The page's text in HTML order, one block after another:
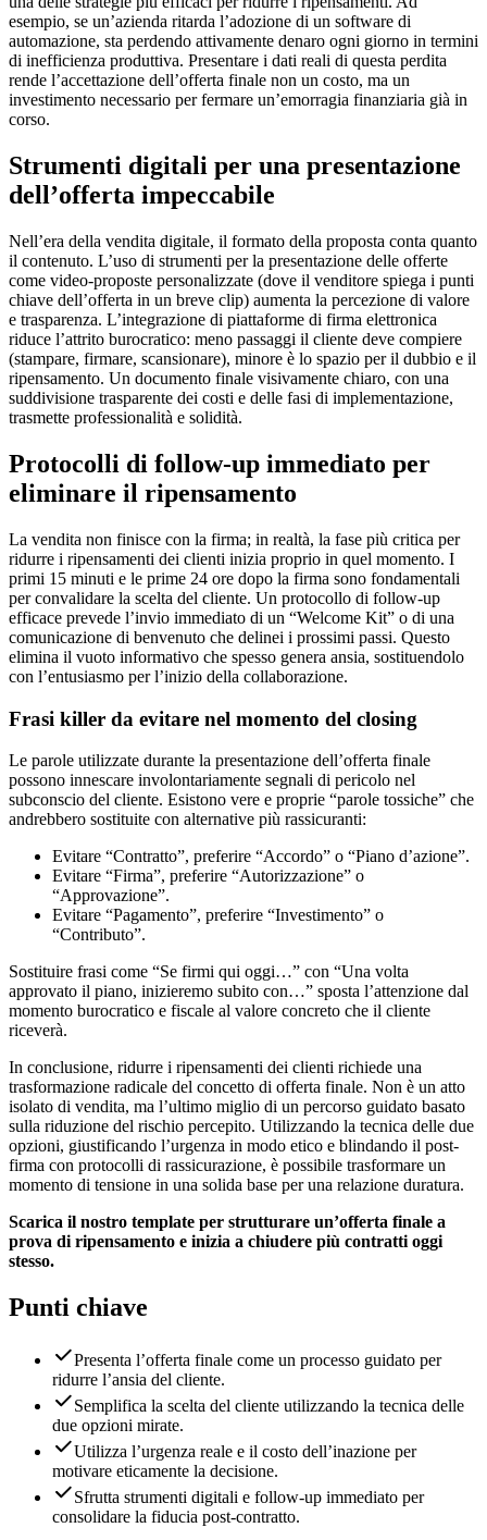
esempio, se un’azienda ritarda l’adozione di un software di
automazione, sta perdendo attivamente denaro ogni giorno in termini
di inefficienza produttiva. Presentare i dati reali di questa perdita
rende l’accettazione dell’offerta finale non un costo, ma un
investimento necessario per fermare un’emorragia finanziaria già in
corso.
Strumenti digitali per una presentazione
dell’offerta impeccabile
Nell’era della vendita digitale, il formato della proposta conta quanto
il contenuto. L’uso di strumenti per la presentazione delle offerte
come video-proposte personalizzate (dove il venditore spiega i punti
chiave dell’offerta in un breve clip) aumenta la percezione di valore
e trasparenza. L’integrazione di piattaforme di firma elettronica
riduce l’attrito burocratico: meno passaggi il cliente deve compiere
(stampare, firmare, scansionare), minore è lo spazio per il dubbio e il
ripensamento. Un documento finale visivamente chiaro, con una
suddivisione trasparente dei costi e delle fasi di implementazione,
trasmette professionalità e solidità.
Protocolli di follow-up immediato per
eliminare il ripensamento
La vendita non finisce con la firma; in realtà, la fase più critica per
ridurre i ripensamenti dei clienti inizia proprio in quel momento. I
primi 15 minuti e le prime 24 ore dopo la firma sono fondamentali
per convalidare la scelta del cliente. Un protocollo di follow-up
efficace prevede l’invio immediato di un “Welcome Kit” o di una
comunicazione di benvenuto che delinei i prossimi passi. Questo
elimina il vuoto informativo che spesso genera ansia, sostituendolo
con l’entusiasmo per l’inizio della collaborazione.
Frasi killer da evitare nel momento del closing
Le parole utilizzate durante la presentazione dell’offerta finale
possono innescare involontariamente segnali di pericolo nel
subconscio del cliente. Esistono vere e proprie “parole tossiche” che
andrebbero sostituite con alternative più rassicuranti:
Evitare “Contratto”, preferire “Accordo” o “Piano d’azione”.
Evitare “Firma”, preferire “Autorizzazione” o
“Approvazione”.
Evitare “Pagamento”, preferire “Investimento” o
“Contributo”.
Sostituire frasi come “Se firmi qui oggi…” con “Una volta
approvato il piano, inizieremo subito con…” sposta l’attenzione dal
momento burocratico e fiscale al valore concreto che il cliente
riceverà.
In conclusione, ridurre i ripensamenti dei clienti richiede una
trasformazione radicale del concetto di offerta finale. Non è un atto
isolato di vendita, ma l’ultimo miglio di un percorso guidato basato
sulla riduzione del rischio percepito. Utilizzando la tecnica delle due
opzioni, giustificando l’urgenza in modo etico e blindando il post-
firma con protocolli di rassicurazione, è possibile trasformare un
momento di tensione in una solida base per una relazione duratura.
Scarica il nostro template per strutturare un’offerta finale a
prova di ripensamento e inizia a chiudere più contratti oggi
stesso.
Punti chiave
Presenta l’offerta finale come un processo guidato per
ridurre l’ansia del cliente.
Semplifica la scelta del cliente utilizzando la tecnica delle
due opzioni mirate.
Utilizza l’urgenza reale e il costo dell’inazione per
motivare eticamente la decisione.
Sfrutta strumenti digitali e follow-up immediato per
consolidare la fiducia post-contratto.